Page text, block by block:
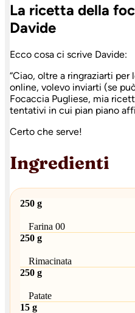
La ricetta della
Davide
Ecco cosa ci scrive Davide:
“Ciao, oltre a ringraziarti
online, volevo inviarti (se
Focaccia Pugliese, mia
tentativi in cui pian piano
Certo che serve!
Ingredienti
250 g
Farina 00
250 g
Rimacinata
250 g
Patate
15 g